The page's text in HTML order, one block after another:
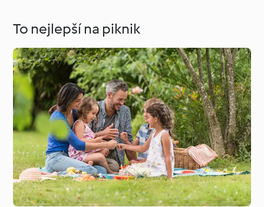
To nejlepší na piknik